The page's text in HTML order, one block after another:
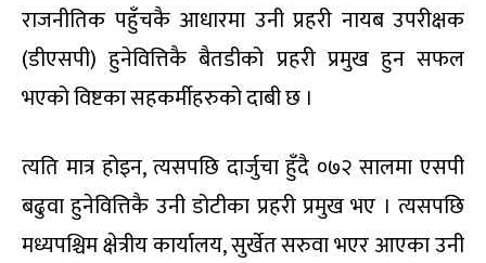
राजनीतिक पहुँचकै आधारमा उनी प्रहरी नायब उपरीक्षक
(डीएसपी) हुनेवित्तिकै बैतडीको प्रहरी प्रमुख हुन सफल
भएको विष्टका सहकर्मीहरुको दाबी छ ।
त्यति मात्र होइन, त्यसपछि दार्जुचा हुँदै ०७२ सालमा एसपी
बढुवा हुनेवित्तिकै उनी डोटीका प्रहरी प्रमुख भए । त्यसपछि
मध्यपश्चिम क्षेत्रीय कार्यालय, सुर्खेत सरुवा भएर आएका उनी